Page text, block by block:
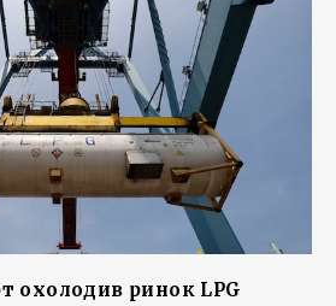
охолодив ринок LPG